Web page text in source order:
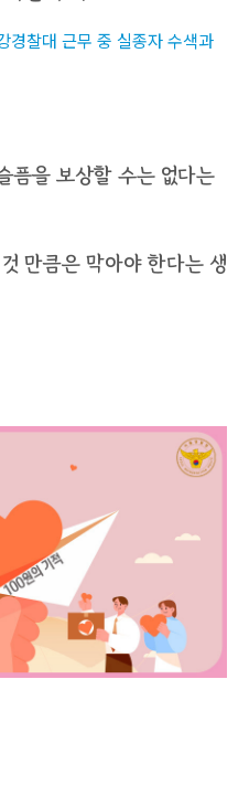
경찰대 근무 중 실종자 수색과
픔을 보상할 수는 없다는
만큼은 막아야 한다는 생